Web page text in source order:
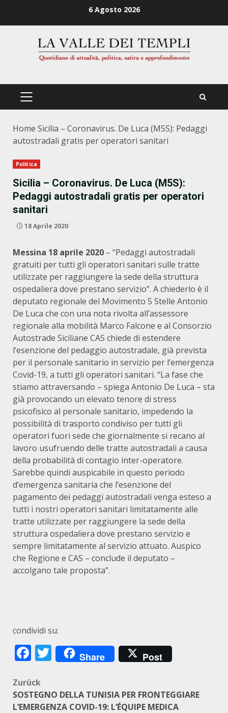
6 Agosto 2026
PRIMÄRES
Home Sicilia – Coronavirus. De Luca (M5S): Pedaggi
autostradali gratis per operatori sanitari
Politica
Sicilia – Coronavirus. De Luca (M5S):
Pedaggi autostradali gratis per operatori
sanitari
18 Aprile 2020
Messina 18 aprile 2020 – “Pedaggi autostradali
gratuiti per tutti gli operatori sanitari sulle tratte
utilizzate per raggiungere la sede della struttura
ospedaliera dove prestano servizio”. A chiederlo è il
deputato regionale del Movimento 5 Stelle Antonio
De Luca che con una nota rivolta all’assessore
regionale alla mobilità Marco Falcone e al Consorzio
Autostrade Siciliane CAS chiede di estendere
l’esenzione del pedaggio autostradale, già prevista
per il personale sanitario in servizio per l’emergenza
Covid-19, a tutti gli operatori sanitari. “La fase che
stiamo attraversando – spiega Antonio De Luca – sta
già provocando un elevato tenore di stress
psicofisico al personale sanitario, impedendo la
possibilità di trasporto condiviso per tutti gli
operatori fuori sede che giornalmente si recano al
lavoro usufruendo delle tratte autostradali a causa
della probabilità di contagio inter-operatore.
Sarebbe quindi auspicabile in questo periodo
d’emergenza sanitaria che l’esenzione del
pagamento dei pedaggi autostradali venga esteso a
tutti i nostri operatori sanitari limitatamente alle
tratte utilizzate per raggiungere la sede della
struttura ospedaliera dove prestano servizio e
sempre limitatamente al servizio attuato. Auspico
che Regione e CAS – conclude il deputato –
accolgano tale proposta”.
condividi su:
Facebook
Twitter
Share Post
Beitragsnavigation
Zurück
SOSTEGNO DELLA TUNISIA PER FRONTEGGIARE
L’EMERGENZA COVID-19: L’ÉQUIPE MEDICA